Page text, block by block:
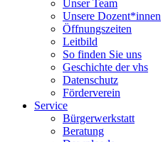
Unser Team
Unsere Dozent*innen
Öffnungszeiten
Leitbild
So finden Sie uns
Geschichte der vhs
Datenschutz
Förderverein
Service
Bürgerwerkstatt
Beratung